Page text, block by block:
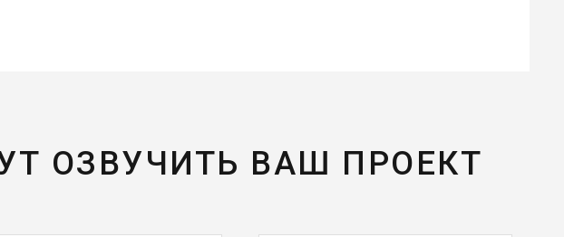
ОЗВУЧИТЬ ВАШ ПРОЕКТ